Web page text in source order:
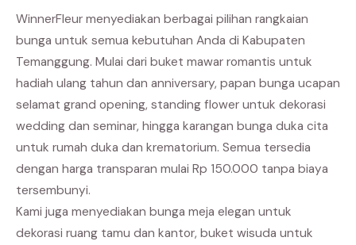
WinnerFleur menyediakan berbagai pilihan rangkaian
bunga untuk semua kebutuhan Anda di Kabupaten
Temanggung. Mulai dari buket mawar romantis untuk
hadiah ulang tahun dan anniversary, papan bunga ucapan
selamat grand opening, standing flower untuk dekorasi
wedding dan seminar, hingga karangan bunga duka cita
untuk rumah duka dan krematorium. Semua tersedia
dengan harga transparan mulai Rp 150.000 tanpa biaya
tersembunyi.
Kami juga menyediakan bunga meja elegan untuk
dekorasi ruang tamu dan kantor, buket wisuda untuk